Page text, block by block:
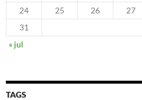
24
25 26 27
31
« jul
TAGS